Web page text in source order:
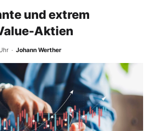
und extrem
Aktien
· Johann Werther